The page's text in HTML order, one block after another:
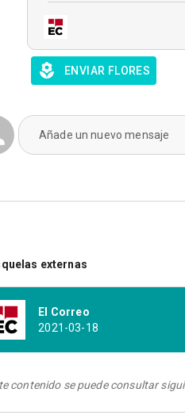
ENVIAR FLORES
Añade un nuevo mensaje
externas
El Correo
2021-03-18
contenido se puede consultar